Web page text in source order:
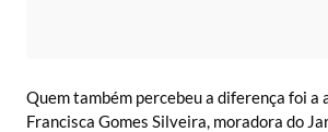
Quem também percebeu a diferença foi a
Francisca Gomes Silveira, moradora do